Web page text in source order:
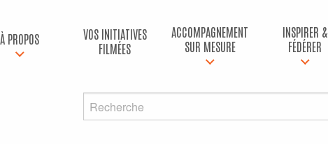
À PROPOS
VOS INITIATIVES
FILMÉES
ACCOMPAGNEMENT
SUR MESURE
INSPIRER &
FÉDÉRER